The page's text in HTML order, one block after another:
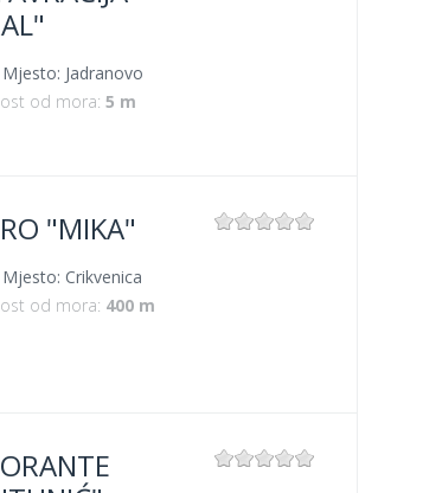
Mjesto: Jadranovo
od mora: 5 m
"MIKA"
Mjesto: Crikvenica
od mora: 400 m